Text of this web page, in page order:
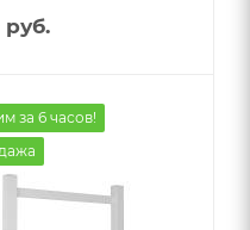
руб.
за 6 часов!